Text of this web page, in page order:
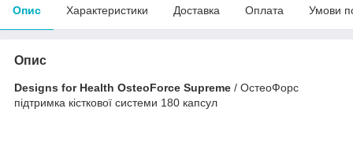
Опис Характеристики Доставка Оплата Умови
Опис
Designs for Health OsteoForce Supreme / ОстеоФорс
підтримка кісткової системи 180 капсул